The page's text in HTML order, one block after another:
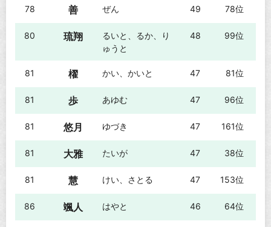
78 善 ぜん 49 78位
80 琉翔
るいと、るか、り
ゅうと
48 99位
81 櫂 かい、かいと 47 81位
81 歩 あゆむ 47 96位
81 悠月 ゆづき 47 161位
81 大雅 たいが 47 38位
81 慧 けい、さとる 47 153位
86 颯人 はやと 46 64位